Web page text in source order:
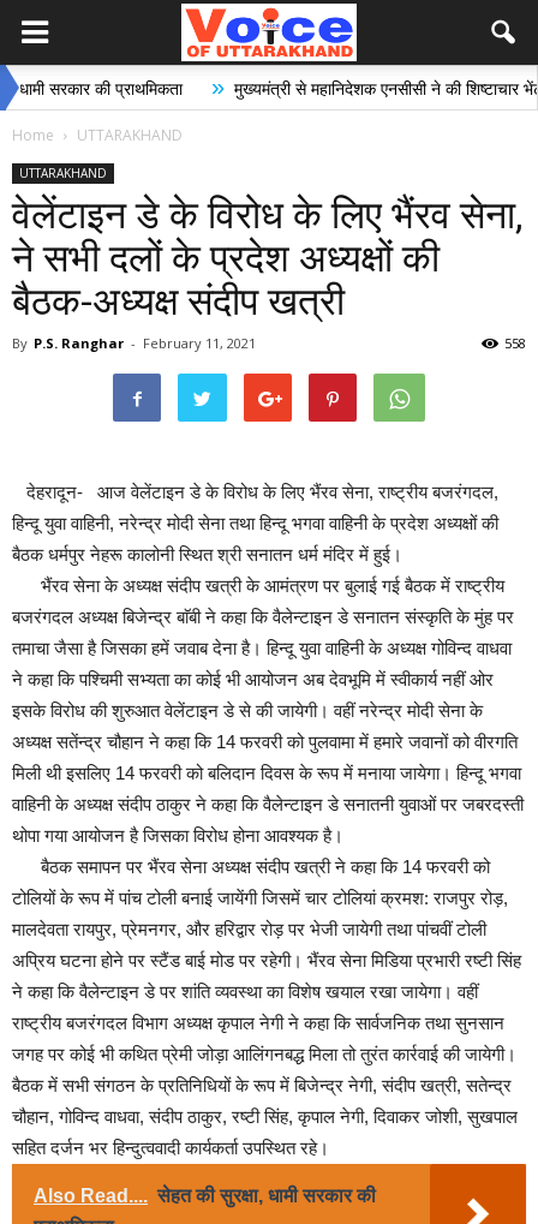
की प्राथमिकता » मुख्यमंत्री से महानिदेशक एनसीसी ने की शिष्टाचार भेंट »
Home UTTARAKHAND
UTTARAKHAND
वेलेंटाइन डे के विरोध के लिए भैंरव सेना,
ने सभी दलों के प्रदेश अध्यक्षों की
बैठक-अध्यक्ष संदीप खत्री
By P.S. Ranghar - February 11, 2021 558
देहरादून- आज वेलेंटाइन डे के विरोध के लिए भैंरव सेना, राष्ट्रीय बजरंगदल,
हिन्दू युवा वाहिनी, नरेन्द्र मोदी सेना तथा हिन्दू भगवा वाहिनी के प्रदेश अध्यक्षों की
बैठक धर्मपुर नेहरू कालोनी स्थित श्री सनातन धर्म मंदिर में हुई।
भैंरव सेना के अध्यक्ष संदीप खत्री के आमंत्रण पर बुलाई गई बैठक में राष्ट्रीय
बजरंगदल अध्यक्ष बिजेन्द्र बाॅबी ने कहा कि वैलेन्टाइन डे सनातन संस्कृति के मुंह पर
तमाचा जैसा है जिसका हमें जवाब देना है। हिन्दू युवा वाहिनी के अध्यक्ष गोविन्द वाधवा
ने कहा कि पश्चिमी सभ्यता का कोई भी आयोजन अब देवभूमि में स्वीकार्य नहीं ओर
इसके विरोध की शुरुआत वेलेंटाइन डे से की जायेगी। वहीं नरेन्द्र मोदी सेना के
अध्यक्ष सतेंन्द्र चौहान ने कहा कि 14 फरवरी को पुलवामा में हमारे जवानों को वीरगति
मिली थी इसलिए 14 फरवरी को बलिदान दिवस के रूप में मनाया जायेगा। हिन्दू भगवा
वाहिनी के अध्यक्ष संदीप ठाकुर ने कहा कि वैलेन्टाइन डे सनातनी युवाओं पर जबरदस्ती
थोपा गया आयोजन है जिसका विरोध होना आवश्यक है।
बैठक समापन पर भैंरव सेना अध्यक्ष संदीप खत्री ने कहा कि 14 फरवरी को
टोलियों के रूप में पांच टोली बनाई जायेंगी जिसमें चार टोलियां क्रमश: राजपुर रोड़,
मालदेवता रायपुर, प्रेमनगर, और हरिद्वार रोड़ पर भेजी जायेगी तथा पांचवीं टोली
अप्रिय घटना होने पर स्टैंड बाई मोड पर रहेगी। भैंरव सेना मिडिया प्रभारी रष्टी सिंह
ने कहा कि वैलेन्टाइन डे पर शांति व्यवस्था का विशेष खयाल रखा जायेगा। वहीं
राष्ट्रीय बजरंगदल विभाग अध्यक्ष कृपाल नेगी ने कहा कि सार्वजनिक तथा सुनसान
जगह पर कोई भी कथित प्रेमी जोड़ा आलिंगनबद्ध मिला तो तुरंत कार्रवाई की जायेगी।
बैठक में सभी संगठन के प्रतिनिधियों के रूप में बिजेन्द्र नेगी, संदीप खत्री, सतेन्द्र
चौहान, गोविन्द वाधवा, संदीप ठाकुर, रष्टी सिंह, कृपाल नेगी, दिवाकर जोशी, सुखपाल
सहित दर्जन भर हिन्दुत्ववादी कार्यकर्ता उपस्थित रहे।
Also Read.... सेहत की सुरक्षा, धामी सरकार की